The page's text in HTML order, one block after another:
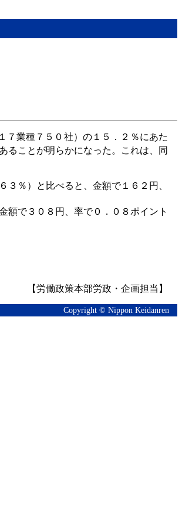
７業種７５０社）の１５．２％にあた
ることが明らかになった。これは、同
％）と比べると、金額で１６２円、
額で３０８円、率で０．０８ポイント
【労働政策本部労政・企画担当】
Copyright © Nippon Keidanren